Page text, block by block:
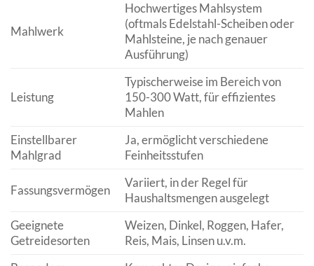
Mahlwerk
Hochwertiges Mahlsystem
(oftmals Edelstahl-Scheiben oder
Mahlsteine, je nach genauer
Ausführung)
Leistung
Typischerweise im Bereich von
150-300 Watt, für effizientes
Mahlen
Einstellbarer
Mahlgrad
Ja, ermöglicht verschiedene
Feinheitsstufen
Fassungsvermögen
Variiert, in der Regel für
Haushaltsmengen ausgelegt
Geeignete
Getreidesorten
Weizen, Dinkel, Roggen, Hafer,
Reis, Mais, Linsen u.v.m.